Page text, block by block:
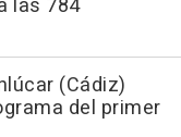
las 784
(Cádiz)
del primer